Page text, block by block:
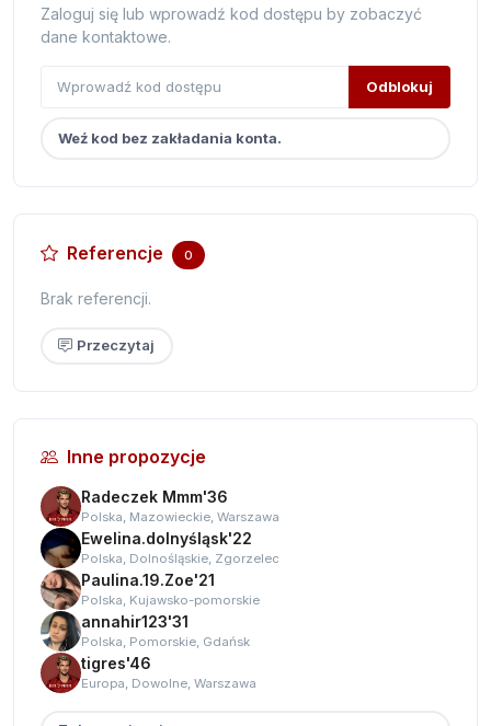
Zaloguj się lub wprowadź kod dostępu by zobaczyć
dane kontaktowe.
Odblokuj
Weź kod bez zakładania konta.
Referencje 0
Brak referencji.
Przeczytaj
Inne propozycje
Radeczek Mmm'36
Polska, Mazowieckie, Warszawa
Ewelina.dolnyśląsk'22
Polska, Dolnośląskie, Zgorzelec
Paulina.19.Zoe'21
Polska, Kujawsko-pomorskie
annahir123'31
Polska, Pomorskie, Gdańsk
tigres'46
Europa, Dowolne, Warszawa